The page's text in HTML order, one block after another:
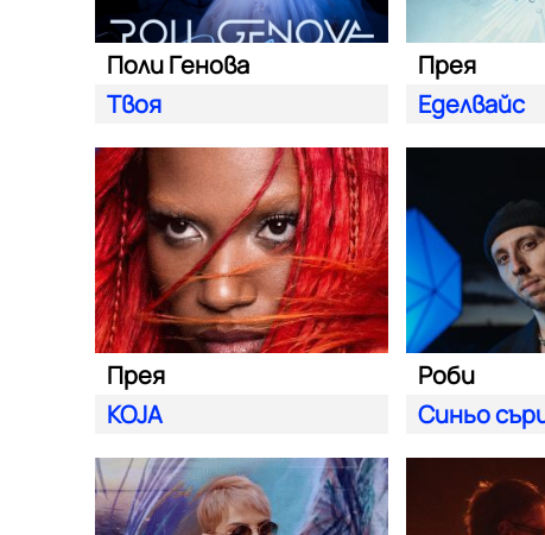
Поли Генова
Твоя
Прея
Еделвайс
Прея
KOJA
Роби
Синьо